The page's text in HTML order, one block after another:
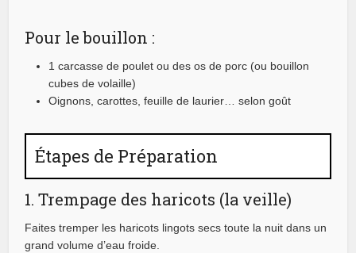
Pour le bouillon :
1 carcasse de poulet ou des os de porc (ou bouillon
cubes de volaille)
Oignons, carottes, feuille de laurier… selon goût
Étapes de Préparation
1. Trempage des haricots (la veille)
Faites tremper les haricots lingots secs toute la nuit dans un
grand volume d’eau froide.